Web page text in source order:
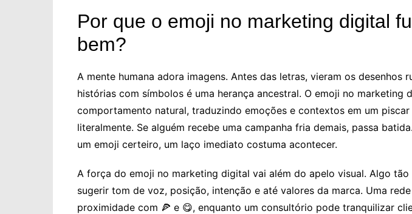
Por que o emoji no marketing digital
bem?
A mente humana adora imagens. Antes das letras, vieram os desenhos
histórias com símbolos é uma herança ancestral. O emoji no marketing
comportamento natural, traduzindo emoções e contextos em um
literalmente. Se alguém recebe uma campanha fria demais, passa
um emoji certeiro, um laço imediato costuma acontecer.
A força do emoji no marketing digital vai além do apelo visual. Algo
sugerir tom de voz, posição, intenção e até valores da marca. Uma
proximidade com 🍕 e 😋, enquanto um consultório pode tranquilizar